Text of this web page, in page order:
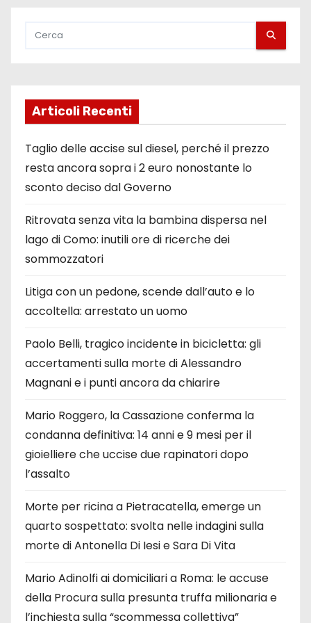
Articoli Recenti
Taglio delle accise sul diesel, perché il prezzo
resta ancora sopra i 2 euro nonostante lo
sconto deciso dal Governo
Ritrovata senza vita la bambina dispersa nel
lago di Como: inutili ore di ricerche dei
sommozzatori
Litiga con un pedone, scende dall’auto e lo
accoltella: arrestato un uomo
Paolo Belli, tragico incidente in bicicletta: gli
accertamenti sulla morte di Alessandro
Magnani e i punti ancora da chiarire
Mario Roggero, la Cassazione conferma la
condanna definitiva: 14 anni e 9 mesi per il
gioielliere che uccise due rapinatori dopo
l’assalto
Morte per ricina a Pietracatella, emerge un
quarto sospettato: svolta nelle indagini sulla
morte di Antonella Di Iesi e Sara Di Vita
Mario Adinolfi ai domiciliari a Roma: le accuse
della Procura sulla presunta truffa milionaria e
l’inchiesta sulla “scommessa collettiva”